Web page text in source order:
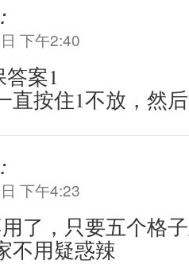
下午2:40
案1
直按住1不放，然
下午4:23
了，只要五个格
不用疑惑辣